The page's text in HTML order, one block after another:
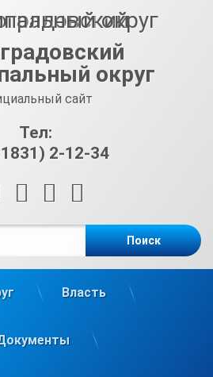
округ
сайт
Тел:
2-12-34
RSS E-mailВКонтакте
Власть